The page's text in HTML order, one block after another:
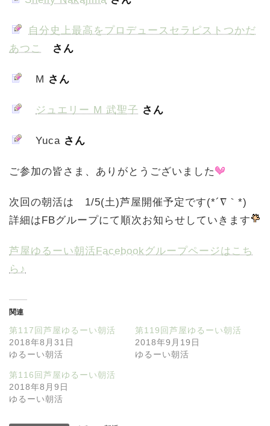
自分史上最高をプロデュースセラピストつかだ
あつこ
さん
M さん
ジュエリー M 武聖子 さん
Yuca さん
ご参加の皆さま、ありがとうございました
次回の朝活は 1/5(土)芦屋開催予定です(*´∇｀*)
詳細はFBグループにて順次お知らせしていきます
芦屋ゆるーい朝活Facebookグループページはこち
ら♪
関連
第117回芦屋ゆるーい朝活
2018年8月31日
ゆるーい朝活
第119回芦屋ゆるーい朝活
2018年9月19日
ゆるーい朝活
第116回芦屋ゆるーい朝活
2018年8月9日
ゆるーい朝活